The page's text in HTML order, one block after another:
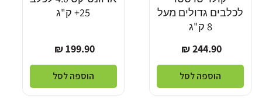
לכלבים גדולים מעל
8 ק"ג
מחיר
רגיל
244.90 ₪
הוספה לסל
25+ ק"ג
מחיר
רגיל
199.90 ₪
הוספה לסל